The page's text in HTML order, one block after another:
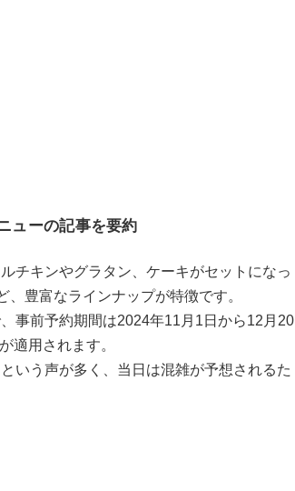
ューの記事を要約
チキンやグラタン、ケーキがセットになっ
豊富なラインナップが特徴です。
事前予約期間は2024年11月1日から12月20
適用されます。
いう声が多く、当日は混雑が予想されるた